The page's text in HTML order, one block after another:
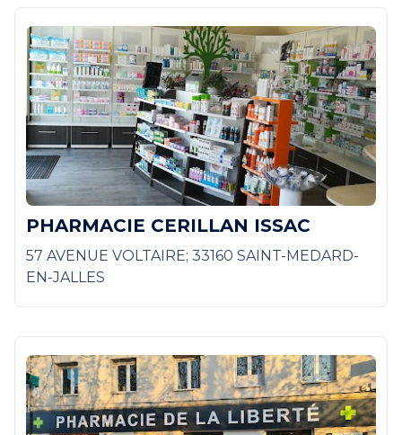
PHARMACIE CERILLAN ISSAC
57 AVENUE VOLTAIRE; 33160 SAINT-MEDARD-
EN-JALLES